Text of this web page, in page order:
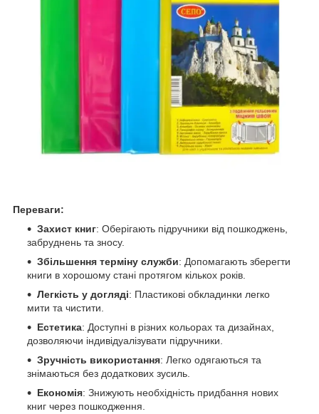
Переваги:
Захист книг: Оберігають підручники від пошкоджень,
забруднень та зносу.
Збільшення терміну служби: Допомагають зберегти
книги в хорошому стані протягом кількох років.
Легкість у догляді: Пластикові обкладинки легко
мити та чистити.
Естетика: Доступні в різних кольорах та дизайнах,
дозволяючи індивідуалізувати підручники.
Зручність використання: Легко одягаються та
знімаються без додаткових зусиль.
Економія: Знижують необхідність придбання нових
книг через пошкодження.